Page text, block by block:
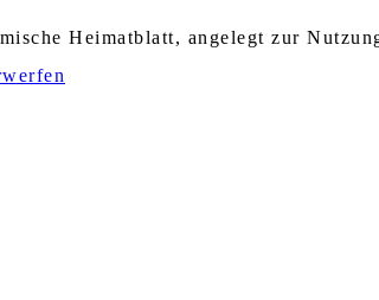
Heimatblatt, angelegt zur